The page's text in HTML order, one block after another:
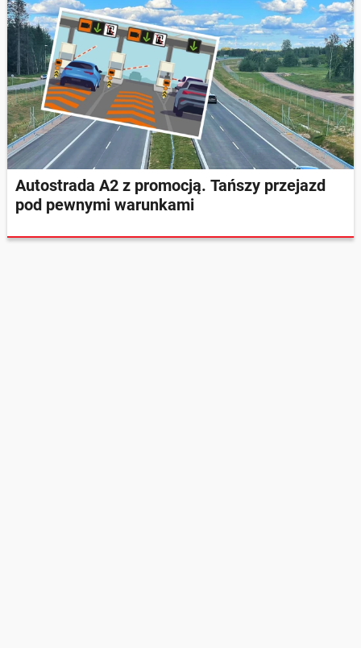
Autostrada A2 z promocją. Tańszy przejazd
pod pewnymi warunkami